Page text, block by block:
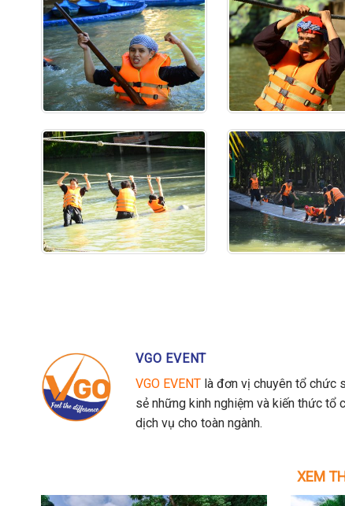
VGO EVENT
VGO EVENT là đơn vị chuyên tổ chức
sẻ những kinh nghiệm và kiến thức
dịch vụ cho toàn ngành.
XEM